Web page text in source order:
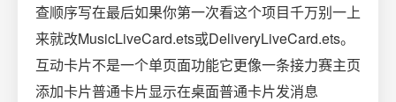
查顺序写在最后如果你第一次看这个项目千万别一上
来就改MusicLiveCard.ets或DeliveryLiveCard.ets。
互动卡片不是一个单页面功能它更像一条接力赛主页
添加卡片普通卡片显示在桌面普通卡片发消息